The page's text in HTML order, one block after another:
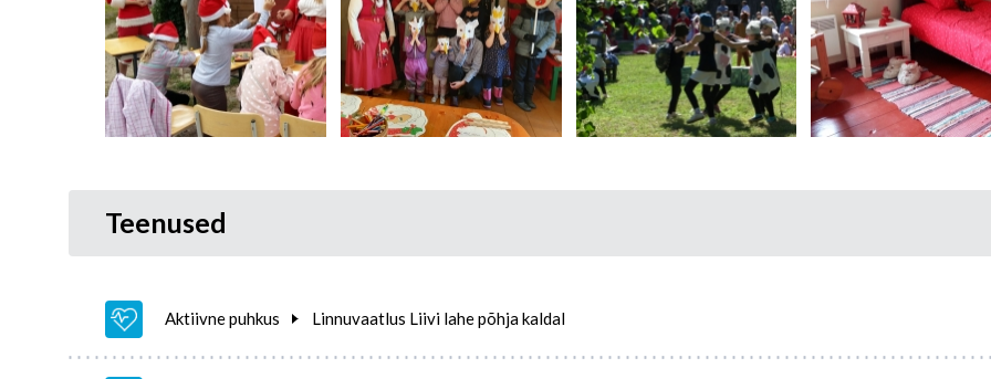
Teenused
Aktiivne puhkus Linnuvaatlus Liivi lahe põhja kaldal